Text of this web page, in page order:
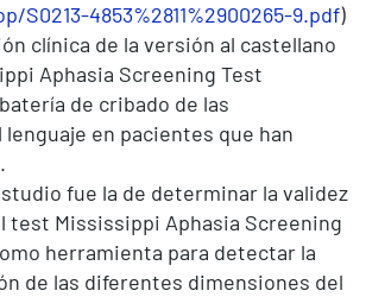
S0213-4853%2811%2900265-9.pdf)
clínica de la versión al castellano
Aphasia Screening Test
de cribado de las
en pacientes que han
fue la de determinar la validez
test Mississippi Aphasia Screening
herramienta para detectar la
de las diferentes dimensiones del